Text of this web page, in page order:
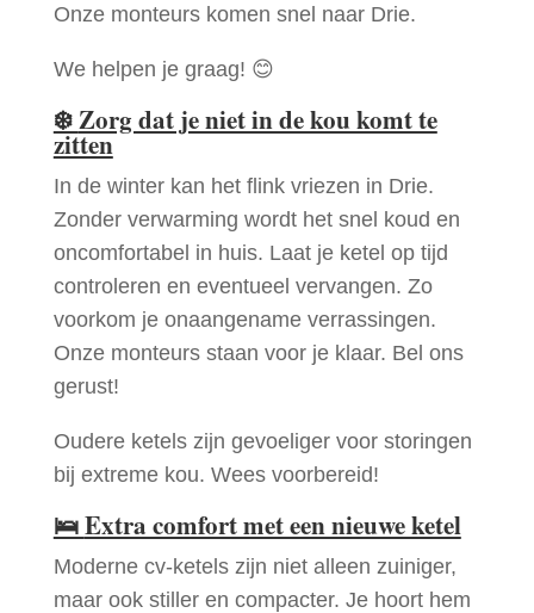
Onze monteurs komen snel naar Drie.
We helpen je graag! 😊
❄️Zorg dat je niet in de kou komt te
zitten
In de winter kan het flink vriezen in Drie.
Zonder verwarming wordt het snel koud en
oncomfortabel in huis. Laat je ketel op tijd
controleren en eventueel vervangen. Zo
voorkom je onaangename verrassingen.
Onze monteurs staan voor je klaar. Bel ons
gerust!
Oudere ketels zijn gevoeliger voor storingen
bij extreme kou. Wees voorbereid!
🛌Extra comfort met een nieuwe ketel
Moderne cv-ketels zijn niet alleen zuiniger,
maar ook stiller en compacter. Je hoort hem